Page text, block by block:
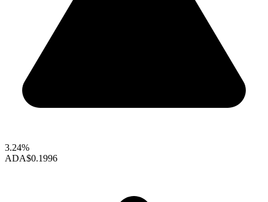
3.24%
ADA$0.1996